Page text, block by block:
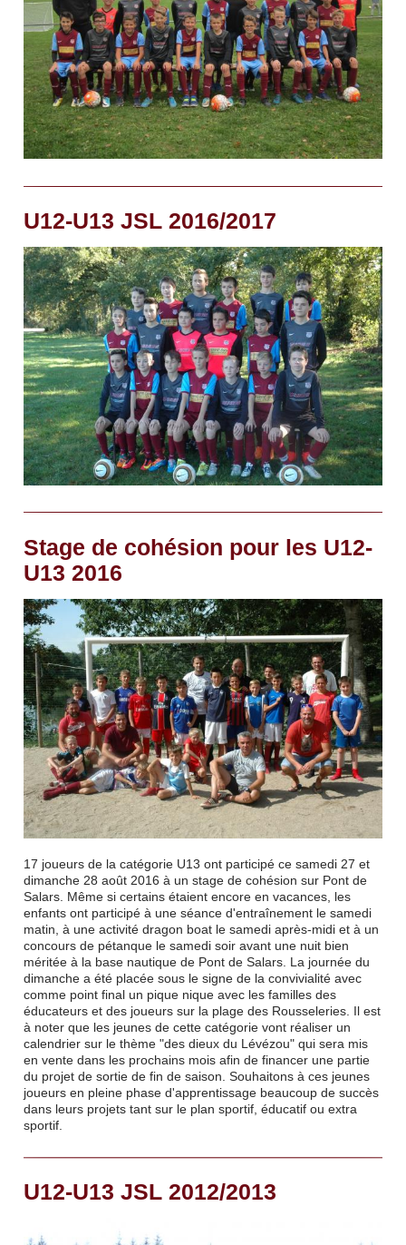
U12-U13 JSL 2016/2017
Stage de cohésion pour les U12-
U13 2016
17 joueurs de la catégorie U13 ont participé ce samedi 27 et
dimanche 28 août 2016 à un stage de cohésion sur Pont de
Salars. Même si certains étaient encore en vacances, les
enfants ont participé à une séance d'entraînement le samedi
matin, à une activité dragon boat le samedi après-midi et à un
concours de pétanque le samedi soir avant une nuit bien
méritée à la base nautique de Pont de Salars. La journée du
dimanche a été placée sous le signe de la convivialité avec
comme point final un pique nique avec les familles des
éducateurs et des joueurs sur la plage des Rousseleries. Il est
à noter que les jeunes de cette catégorie vont réaliser un
calendrier sur le thème "des dieux du Lévézou" qui sera mis
en vente dans les prochains mois afin de financer une partie
du projet de sortie de fin de saison. Souhaitons à ces jeunes
joueurs en pleine phase d'apprentissage beaucoup de succès
dans leurs projets tant sur le plan sportif, éducatif ou extra
sportif.
U12-U13 JSL 2012/2013